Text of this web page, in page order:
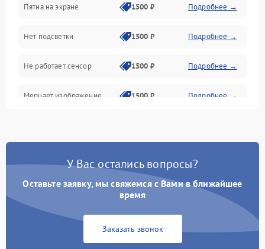
Проблемы с питанием, зарядкой и аккумулятором
Проблемы с работой системы, корпусом и другие
Пятна на экране 1500 ₽ Подробнее →
Нет подсветки 1500 ₽ Подробнее →
Не работает сенсор 1500 ₽ Подробнее →
Мерцает изображение 1500 ₽ Подробнее →
У Вас остались вопросы?
Оставьте заявку, мы свяжемся с Вами в ближайшее
время
Заказать звонок